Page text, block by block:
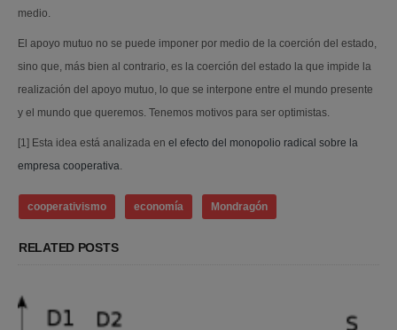
medio.
El apoyo mutuo no se puede imponer por medio de la coerción del estado,
sino que, más bien al contrario, es la coerción del estado la que impide la
realización del apoyo mutuo, lo que se interpone entre el mundo presente
y el mundo que queremos. Tenemos motivos para ser optimistas.
[1] Esta idea está analizada en el efecto del monopolio radical sobre la
empresa cooperativa.
cooperativismo economía Mondragón
RELATED POSTS